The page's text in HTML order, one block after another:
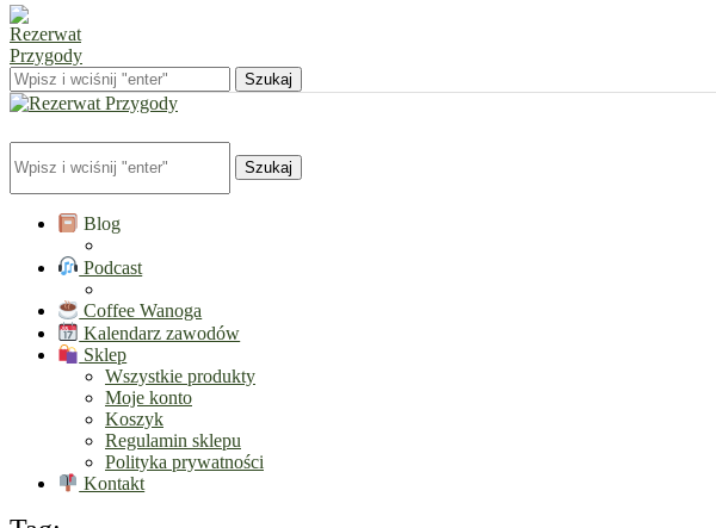
Szukaj
Szukaj
Blog
Podcast
Coffee Wanoga
Kalendarz zawodów
Sklep
Wszystkie produkty
Moje konto
Koszyk
Regulamin sklepu
Polityka prywatności
Kontakt